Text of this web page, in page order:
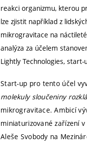
reakci organizmu, kterou
lze zjistit například z
mikrogravitace na
analýza za účelem
Lightly Technologies,
Start-up pro tento účel
molekuly sloučeniny
mikrogravitace. Ambicí
miniaturizované zařízení
Aleše Svobody na